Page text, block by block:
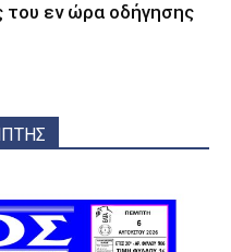
του εν ώρα οδήγησης